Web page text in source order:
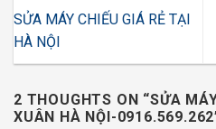
SỬA MÁY CHIẾU GIÁ RẺ TẠI
HÀ NỘI
2 THOUGHTS ON “SỬA
XUÂN HÀ NỘI-0916.569.262